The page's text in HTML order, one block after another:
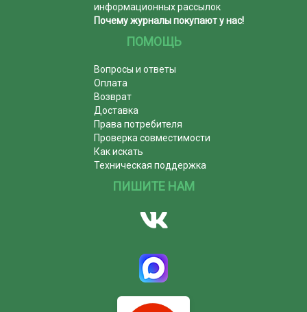
информационных рассылок
Почему журналы покупают у нас!
ПОМОЩЬ
Вопросы и ответы
Оплата
Возврат
Доставка
Права потребителя
Проверка совместимости
Как искать
Техническая поддержка
ПИШИТЕ НАМ